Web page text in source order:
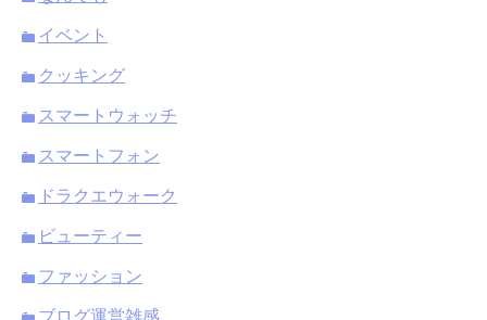
イベント
クッキング
スマートウォッチ
スマートフォン
ドラクエウォーク
ビューティー
ファッション
ブログ運営雑感